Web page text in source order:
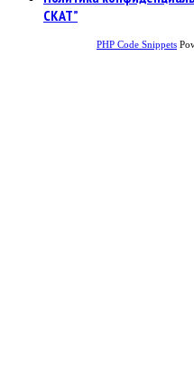
СКАТ”
PHP Code Snippets